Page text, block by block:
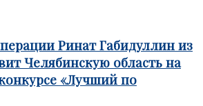
Ринат Габидуллин из
Челябинскую область на
«Лучший по